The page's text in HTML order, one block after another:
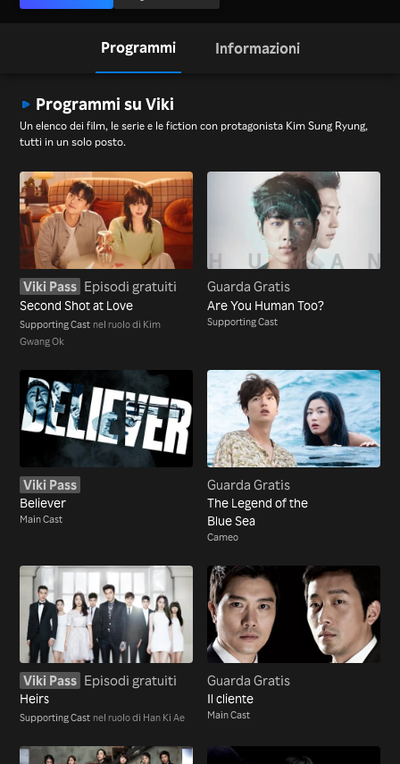
Programmi Informazioni
Programmi su Viki
Un elenco dei film, le serie e le fiction con protagonista Kim Sung Ryung,
tutti in un solo posto.
Viki Pass Episodi gratuiti
Second Shot at Love
Supporting Cast nel ruolo di Kim
Gwang Ok
Guarda Gratis
Are You Human Too?
Supporting Cast
Viki Pass
Believer
Main Cast
Guarda Gratis
The Legend of the
Blue Sea
Cameo
Viki Pass Episodi gratuiti
Heirs
Supporting Cast nel ruolo di Han Ki Ae
Guarda Gratis
Il cliente
Main Cast